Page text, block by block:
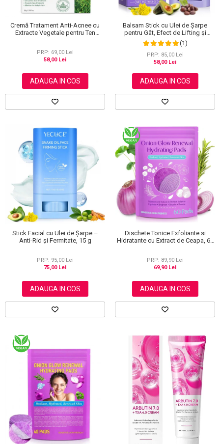
Cremă Tratament Anti-Acnee cu
Extracte Vegetale pentru Ten
PRP: 69,00 Lei
58,00 Lei
ADAUGA IN COS
Balsam Stick cu Ulei de Șarpe
pentru Gât, Efect de Lifting și
Fermitate, 15 g
(1)
PRP: 85,00 Lei
58,00 Lei
ADAUGA IN COS
Stick Facial cu Ulei de Șarpe –
Anti-Rid și Fermitate, 15 g
PRP: 95,00 Lei
75,00 Lei
ADAUGA IN COS
Dischete Tonice Exfoliante si
Hidratante cu Extract de Ceapa, 60
PRP: 89,90 Lei
69,90 Lei
ADAUGA IN COS